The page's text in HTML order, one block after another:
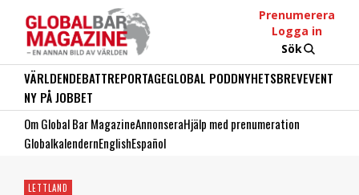
Prenumerera
Logga in
Sök
VÄRLDENDEBATTREPORTAGEGLOBAL PODDNYHETSBREVEVENT
NY PÅ JOBBET
Om Global Bar MagazineAnnonseraHjälp med prenumeration
GlobalkalendernEnglishEspañol
LETTLAND